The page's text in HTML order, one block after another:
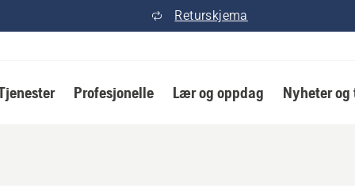
Returskjema
Profesjonelle Lær og oppdag Nyheter